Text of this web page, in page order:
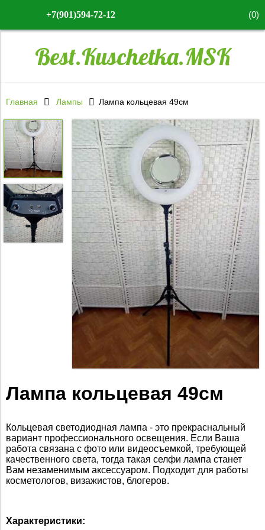
+7(901)594-72-12 (0)
Best.Kuschetka.MSK
Главная Лампы Лампа кольцевая 49см
Лампа кольцевая 49см
Кольцевая светодиодная лампа - это прекраснальный
вариант профессионального освещения. Если Ваша
работа связана с фото или видеосъемкой, требующей
качественного света, тогда такая селфи лампа станет
Вам незаменимым аксессуаром. Подходит для работы
косметологов, визажистов, блогеров.
Характеристики: